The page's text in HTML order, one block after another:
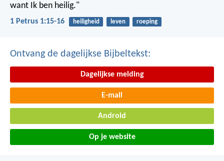
want Ik ben heilig."
1 Petrus 1:15-16 heiligheid leven roeping
Ontvang de dagelijkse Bijbeltekst:
Dagelijkse melding
E-mail
Android
Op je website